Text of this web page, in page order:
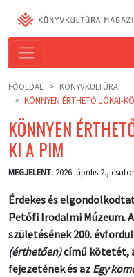
FŐOLDAL
KÖNYVKULTÚRA
KÖNNYEN ÉRTHETŐ JÓKAI-
KÖNNYEN
KI A PIM
MEGJELENT: 2026. április 2.,
Érdekes és
Petőfi Irodalmi Múzeum.
születésének 200.
(érthetően)című kötetét,
fejezetének és az Egy